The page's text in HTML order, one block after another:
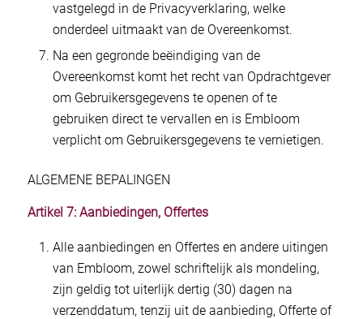
vastgelegd in de Privacyverklaring, welke
onderdeel uitmaakt van de Overeenkomst.
Na een gegronde beëindiging van de
Overeenkomst komt het recht van Opdrachtgever
om Gebruikersgegevens te openen of te
gebruiken direct te vervallen en is Embloom
verplicht om Gebruikersgegevens te vernietigen.
ALGEMENE BEPALINGEN
Artikel 7: Aanbiedingen, Offertes
Alle aanbiedingen en Offertes en andere uitingen
van Embloom, zowel schriftelijk als mondeling,
zijn geldig tot uiterlijk dertig (30) dagen na
verzenddatum, tenzij uit de aanbieding, Offerte of